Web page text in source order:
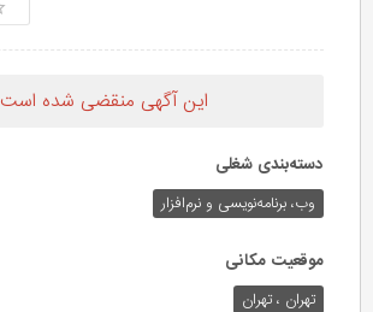
این آگهی منقضی شده است
دسته‌بندی شغلی
وب،‌ برنامه‌نویسی و نرم‌افزار
موقعیت مکانی
تهران ، تهران